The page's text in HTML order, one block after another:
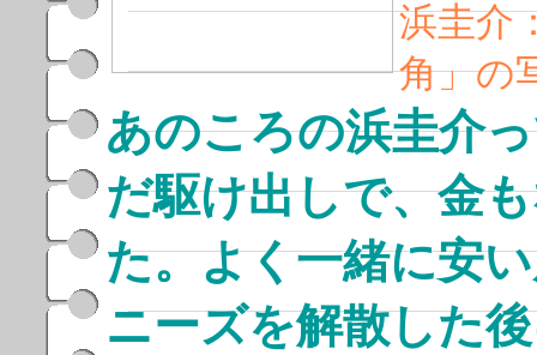
浜圭介
角」の
あのころの浜圭介
だ駆け出しで、金
た。よく一緒に安
ニーズを解散した